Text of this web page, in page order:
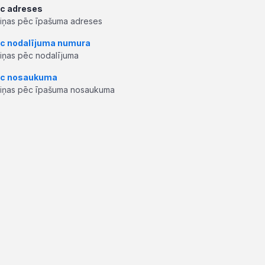
adreses
pēc īpašuma adreses
nodalījuma numura
pēc nodalījuma
nosaukuma
pēc īpašuma nosaukuma